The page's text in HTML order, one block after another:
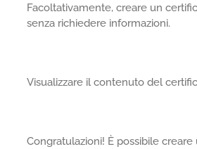
Facoltativamente, creare un
senza richiedere informazioni.
Visualizzare il contenuto del
Congratulazioni! È possibile